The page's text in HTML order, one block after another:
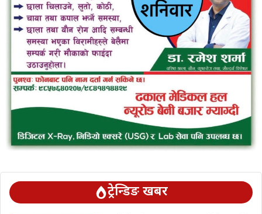
ट्रेन्डिङ खबर